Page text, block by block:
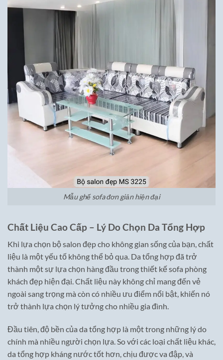
Mẫu ghế sofa đơn giản hiện đại
Chất Liệu Cao Cấp – Lý Do Chọn Da Tổng Hợp
Khi lựa chọn bộ salon đẹp cho không gian sống của bạn, chất
liệu là một yếu tố không thể bỏ qua. Da tổng hợp đã trở
thành một sự lựa chọn hàng đầu trong thiết kế sofa phòng
khách đẹp hiện đại. Chất liệu này không chỉ mang đến vẻ
ngoài sang trọng mà còn có nhiều ưu điểm nổi bật, khiến nó
trở thành lựa chọn lý tưởng cho nhiều gia đình.
Đầu tiên, độ bền của da tổng hợp là một trong những lý do
chính mà nhiều người chọn lựa. So với các loại chất liệu khác,
da tổng hợp kháng nước tốt hơn, chịu được va đập, và